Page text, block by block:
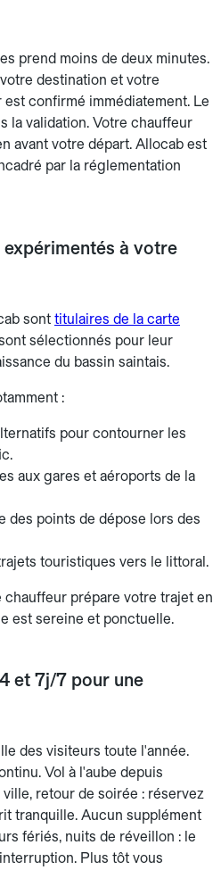
prend moins de deux minutes.
destination et votre
confirmé immédiatement. Le
la validation. Votre chauffeur
avant votre départ. Allocab est
par la réglementation
à votre
sont titulaires de la carte
sélectionnés pour leur
du bassin saintais.
:
pour contourner les
aux gares et aéroports de la
des points de dépose lors des
touristiques vers le littoral.
chauffeur prépare votre trajet en
est sereine et ponctuelle.
et 7j/7 pour une
des visiteurs toute l'année.
Vol à l'aube depuis
retour de soirée : réservez
tranquille. Aucun supplément
fériés, nuits de réveillon : le
Plus tôt vous